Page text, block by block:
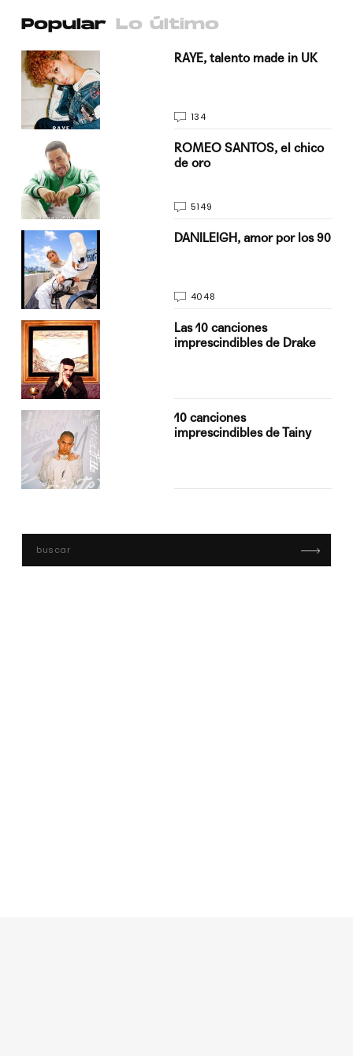
Popular Lo último
RAYE, talento made in UK
134
ROMEO SANTOS, el chico
de oro
5149
DANILEIGH, amor por los 90
4048
Las 10 canciones
imprescindibles de Drake
10 canciones
imprescindibles de Tainy